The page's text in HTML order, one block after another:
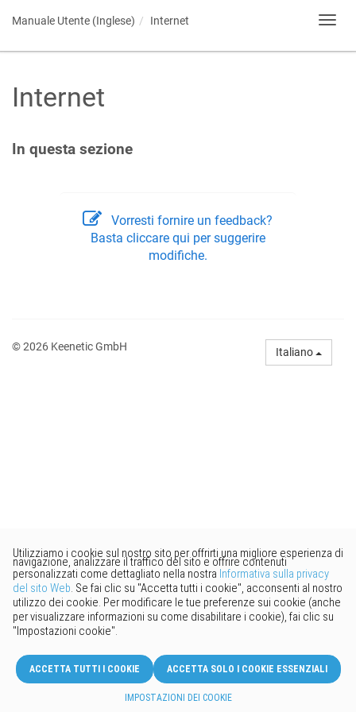
Manuale Utente (Inglese) Internet
Internet
In questa sezione
Vorresti fornire un feedback?
Basta cliccare qui per suggerire
modifiche.
© 2026 Keenetic GmbH Italiano